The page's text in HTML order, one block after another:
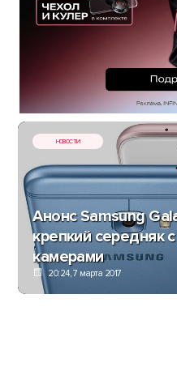
НОВОСТИ
Анонс Samsung
крепкий середняк
камерами
20:24, 7 марта 2017